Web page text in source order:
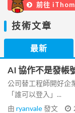
前往
技術文章
最新
AI 協作不是發帳
公司替工程師開好企
「誰可以登入」...
由 ryanvale發文